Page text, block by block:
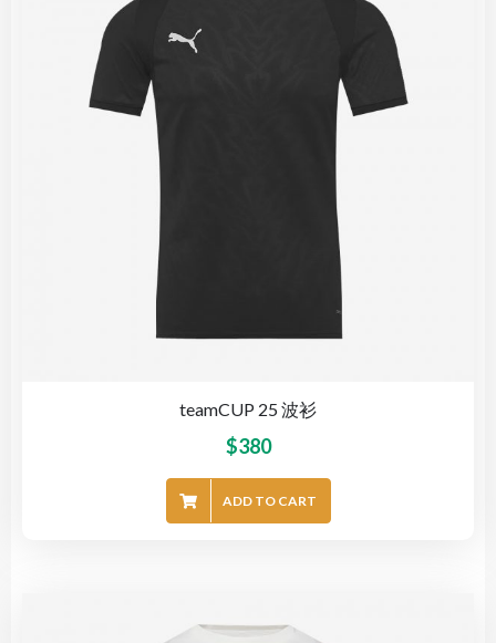
teamCUP 25 波衫
$380
ADD TO CART